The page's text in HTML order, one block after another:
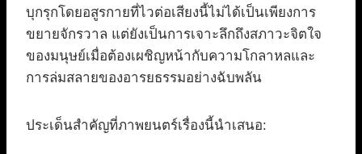
บุกรุกโดยอสูรกายที่ไวต่อเสียงนี้ไม่ได้เป็นเพียงการ
ขยายจักรวาล แต่ยังเป็นการเจาะลึกถึงสภาวะจิตใจ
ของมนุษย์เมื่อต้องเผชิญหน้ากับความโกลาหลและ
การล่มสลายของอารยธรรมอย่างฉับพลัน
ประเด็นสำคัญที่ภาพยนตร์เรื่องนี้นำเสนอ: